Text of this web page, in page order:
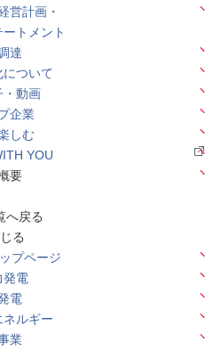
営計画・
トメント
達
について
・動画
企業
しむ
YOU
要
へ戻る
る
プページ
発電
電
ルギー
業